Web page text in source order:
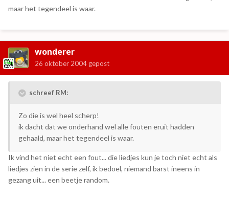
maar het tegendeel is waar.
wonderer
26 oktober 2004 gepost
schreef RM:
Zo die is wel heel scherp!
ik dacht dat we onderhand wel alle fouten eruit hadden
gehaald, maar het tegendeel is waar.
Ik vind het niet echt een fout... die liedjes kun je toch niet echt als
liedjes zien in de serie zelf, ik bedoel, niemand barst ineens in
gezang uit... een beetje random.